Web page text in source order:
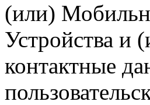
(или)
Устройства и
контактные